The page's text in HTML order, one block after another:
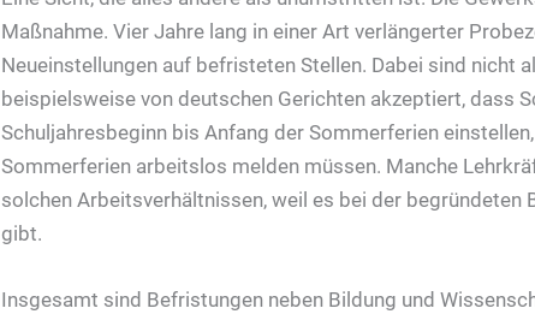
Maßnahme. Vier Jahre lang in einer Art verlängerter
Neueinstellungen auf befristeten Stellen. Dabei sind nicht
beispielsweise von deutschen Gerichten akzeptiert, dass
Schuljahresbeginn bis Anfang der Sommerferien
Sommerferien arbeitslos melden müssen. Manche
solchen Arbeitsverhältnissen, weil es bei der begründeten
gibt.
Insgesamt sind Befristungen neben Bildung und